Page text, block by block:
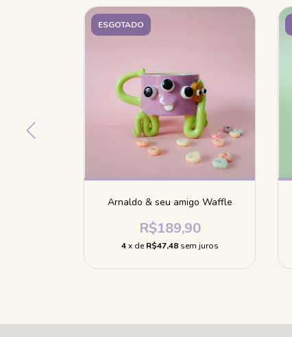
ESGOTADO
Arnaldo & seu amigo Waffle
R$189,90
4 x deR$47,48 sem juros